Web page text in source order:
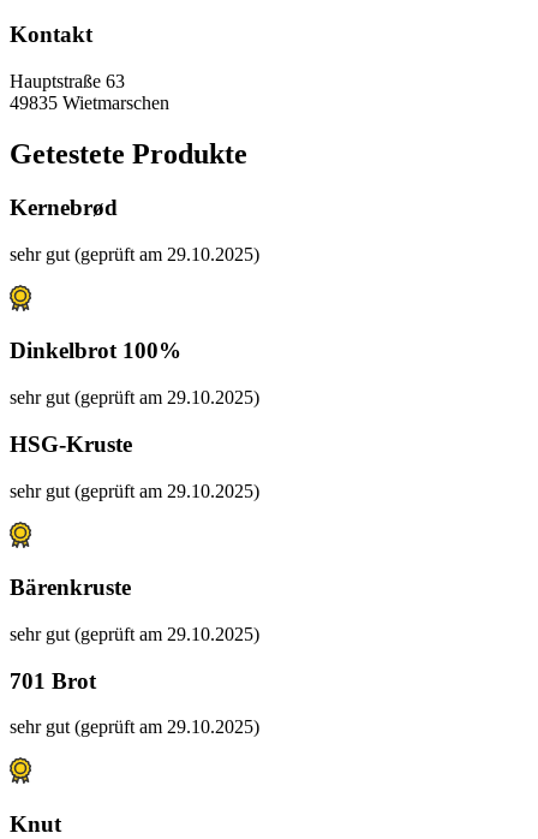
Kontakt
Hauptstraße 63
49835 Wietmarschen
Getestete Produkte
Kernebrød
sehr gut (geprüft am 29.10.2025)
Dinkelbrot 100%
sehr gut (geprüft am 29.10.2025)
HSG-Kruste
sehr gut (geprüft am 29.10.2025)
Bärenkruste
sehr gut (geprüft am 29.10.2025)
701 Brot
sehr gut (geprüft am 29.10.2025)
Knut